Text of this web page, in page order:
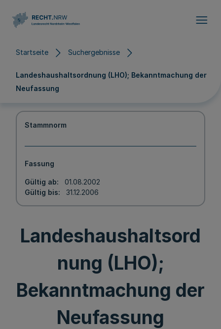
Startseite Suchergebnisse
Landeshaushaltsordnung (LHO); Bekanntmachung der
Neufassung
Stammnorm
Fassung
Gültig ab
01.08.2002
Gültig bis
31.12.2006
Landeshaushaltsord
nung (LHO);
Bekanntmachung der
Neufassung